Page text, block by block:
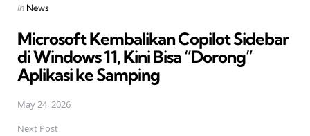
Posted
in News
Microsoft Kembalikan Copilot Sidebar
di Windows 11, Kini Bisa “Dorong”
Aplikasi ke Samping
May 24, 2026
Next Post